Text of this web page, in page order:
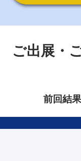
ご出展・
前回結